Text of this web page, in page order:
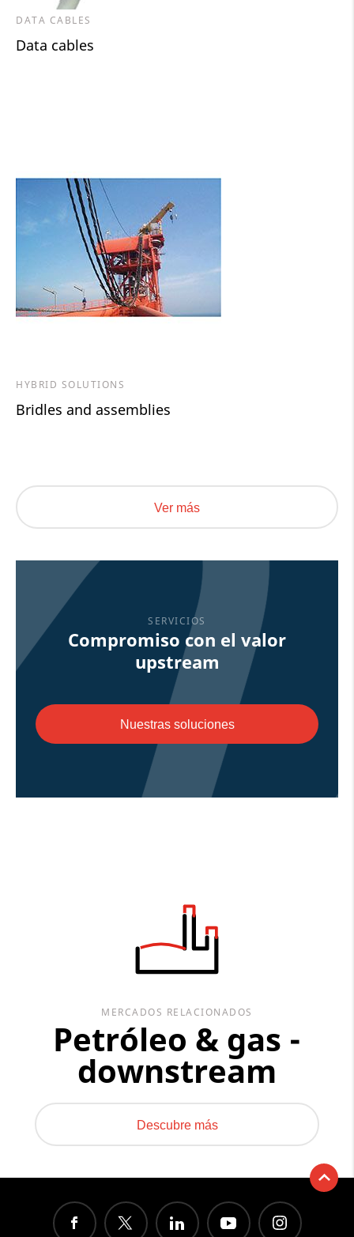
DATA CABLES
Data cables
HYBRID SOLUTIONS
Bridles and assemblies
Ver más
SERVICIOS
Compromiso con el valor
upstream
Nuestras soluciones
MERCADOS RELACIONADOS
Petróleo & gas -
downstream
Descubre más